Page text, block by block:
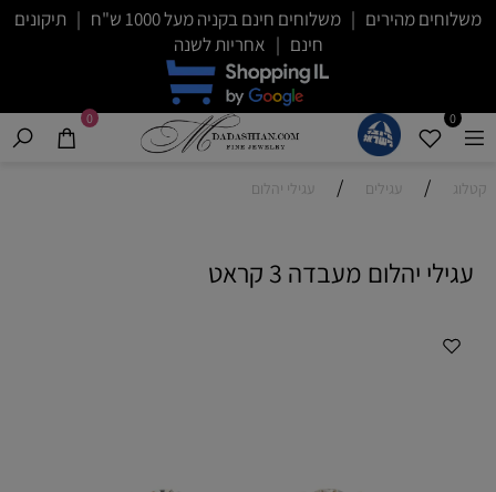
משלוחים מהירים | משלוחים חינם בקניה מעל 1000 ש"ח | תיקונים
חינם | אחריות לשנה
0
0
קטלוג / עגילים / עגילי יהלום
עגילי יהלום מעבדה 3 קראט